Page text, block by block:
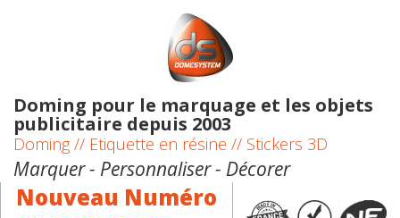
Doming pour le marquage et les objets
publicitaire depuis 2003
Doming // Etiquette en résine // Stickers 3D
Marquer - Personnaliser - Décorer
Nouveau Numéro